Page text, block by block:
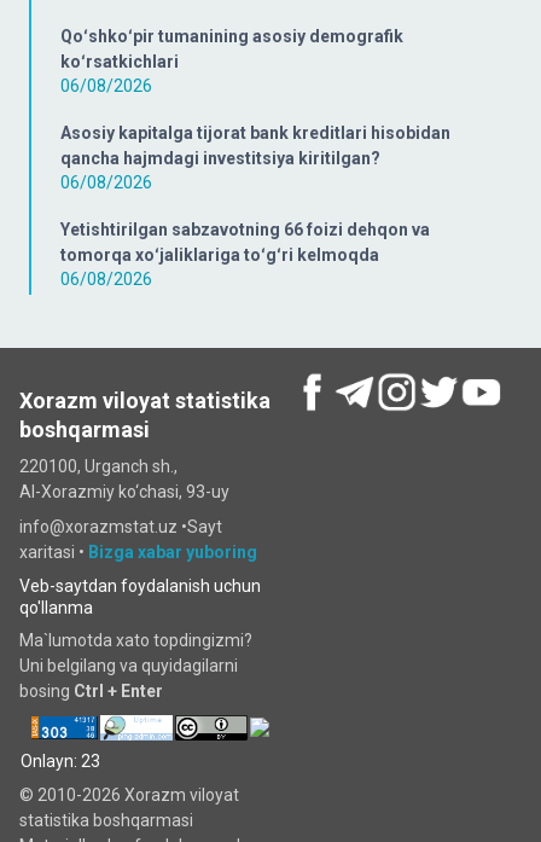
Qoʻshkoʻpir tumanining asosiy demografik
koʻrsatkichlari
06/08/2026
Asosiy kapitalga tijorat bank kreditlari hisobidan
qancha hajmdagi investitsiya kiritilgan?
06/08/2026
Yetishtirilgan sabzavotning 66 foizi dehqon va
tomorqa xoʻjaliklariga toʻgʻri kelmoqda
06/08/2026
Xorazm viloyat statistika
boshqarmasi
220100, Urganch sh.,
Al-Xorazmiy ko‘chаsi, 93-uy
info@xorazmstat.uz •Sayt
xaritasi • Bizga xabar yuboring
Veb-saytdan foydalanish uchun
qo'llanma
Ma`lumotda xato topdingizmi?
Uni belgilang va quyidagilarni
bosing Ctrl + Enter
Onlayn: 23
© 2010-2026 Xorazm viloyat
statistika boshqarmasi